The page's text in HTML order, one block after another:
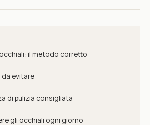
il metodo corretto
da evitare
di pulizia consigliata
gli occhiali ogni giorno